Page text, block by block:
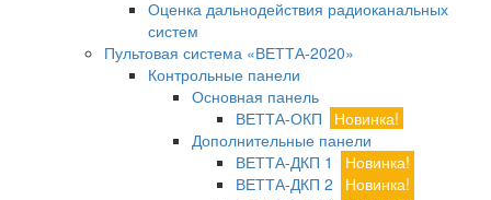
Оценка дальнодействия радиоканальных
систем
Пультовая система «ВЕТТА-2020»
Контрольные панели
Основная панель
ВЕТТА-ОКП
Новинка!
Дополнительные панели
ВЕТТА-ДКП 1
Новинка!
ВЕТТА-ДКП 2
Новинка!